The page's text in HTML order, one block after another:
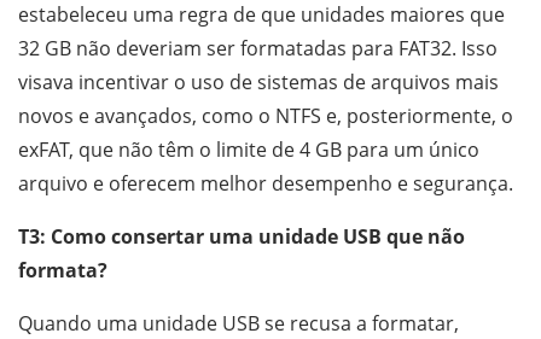
estabeleceu uma regra de que unidades maiores que
32 GB não deveriam ser formatadas para FAT32. Isso
visava incentivar o uso de sistemas de arquivos mais
novos e avançados, como o NTFS e, posteriormente, o
exFAT, que não têm o limite de 4 GB para um único
arquivo e oferecem melhor desempenho e segurança.
T3: Como consertar uma unidade USB que não
formata?
Quando uma unidade USB se recusa a formatar,